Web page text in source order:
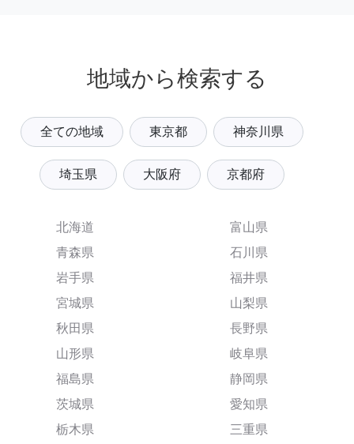
地域から検索する
全ての地域 東京都 神奈川県
埼玉県 大阪府 京都府
北海道
青森県
岩手県
宮城県
秋田県
山形県
福島県
茨城県
栃木県
富山県
石川県
福井県
山梨県
長野県
岐阜県
静岡県
愛知県
三重県